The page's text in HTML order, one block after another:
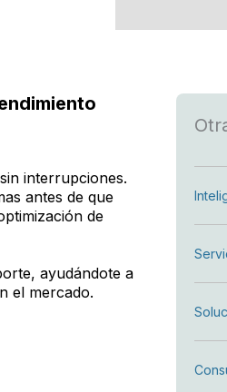
interrupciones.
antes de que
de
ayudándote a
el mercado.